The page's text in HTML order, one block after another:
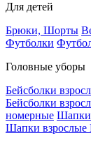
Для детей
Брюки, Шорты
Футболки
Головные уборы
Бейсболки
Бейсболки
номерные Шапки
Шапки